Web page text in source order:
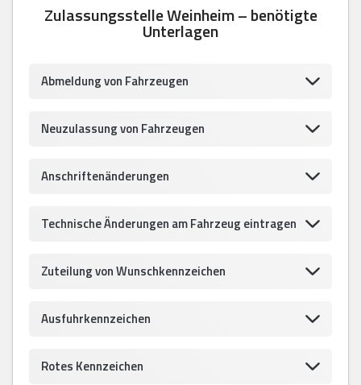
Zulassungsstelle Weinheim – benötigte
Unterlagen
Abmeldung von Fahrzeugen
Neuzulassung von Fahrzeugen
Anschriftenänderungen
Technische Änderungen am Fahrzeug eintragen
Zuteilung von Wunschkennzeichen
Ausfuhrkennzeichen
Rotes Kennzeichen